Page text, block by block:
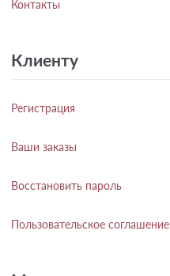
Контакты
Клиенту
Регистрация
Ваши заказы
Восстановить пароль
Пользовательское соглашение